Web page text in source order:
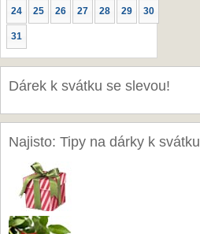
24 25 26 27 28 29 30
31
Dárek k svátku se slevou!
Najisto: Tipy na dárky k svátku